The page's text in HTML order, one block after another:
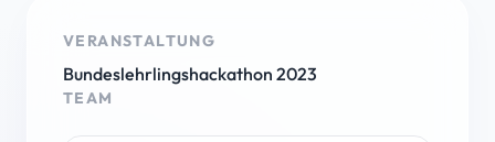
VERANSTALTUNG
Bundeslehrlingshackathon 2023
TEAM